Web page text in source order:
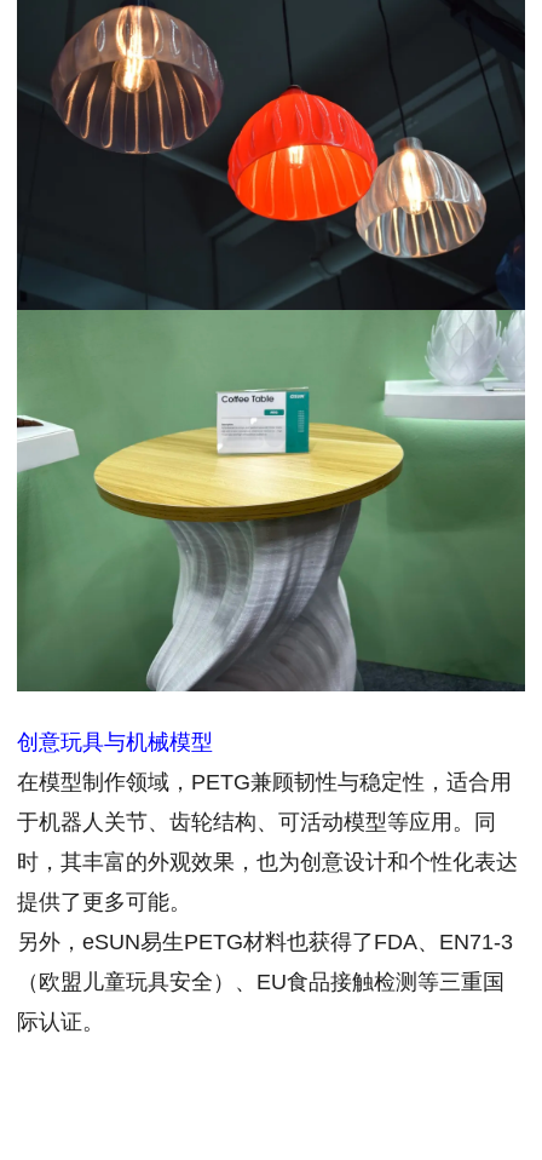
创意玩具与机械模型
在模型制作领域，PETG兼顾韧性与稳定性，适合用
于机器人关节、齿轮结构、可活动模型等应用。同
时，其丰富的外观效果，也为创意设计和个性化表达
提供了更多可能。
另外，eSUN易生PETG材料也获得了FDA、EN71-3
（欧盟儿童玩具安全）、EU食品接触检测等三重国
际认证。